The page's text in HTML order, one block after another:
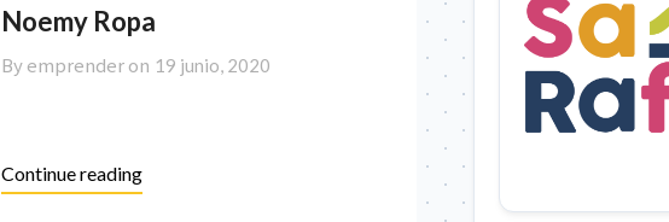
Noemy Ropa
By emprender on 19 junio, 2020
Continue reading